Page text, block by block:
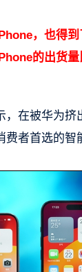
，也得
的出货
在被华为挤
者首选的智